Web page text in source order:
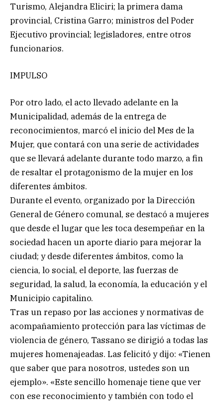
Turismo, Alejandra Eliciri; la primera dama
provincial, Cristina Garro; ministros del Poder
Ejecutivo provincial; legisladores, entre otros
funcionarios.
IMPULSO
Por otro lado, el acto llevado adelante en la
Municipalidad, además de la entrega de
reconocimientos, marcó el inicio del Mes de la
Mujer, que contará con una serie de actividades
que se llevará adelante durante todo marzo, a fin
de resaltar el protagonismo de la mujer en los
diferentes ámbitos.
Durante el evento, organizado por la Dirección
General de Género comunal, se destacó a mujeres
que desde el lugar que les toca desempeñar en la
sociedad hacen un aporte diario para mejorar la
ciudad; y desde diferentes ámbitos, como la
ciencia, lo social, el deporte, las fuerzas de
seguridad, la salud, la economía, la educación y el
Municipio capitalino.
Tras un repaso por las acciones y normativas de
acompañamiento protección para las víctimas de
violencia de género, Tassano se dirigió a todas las
mujeres homenajeadas. Las felicitó y dijo: «Tienen
que saber que para nosotros, ustedes son un
ejemplo». «Este sencillo homenaje tiene que ver
con ese reconocimiento y también con todo el